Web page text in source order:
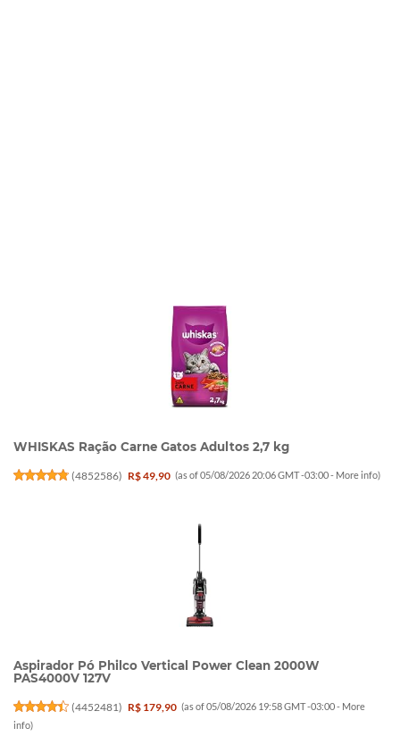
WHISKAS Ração Carne Gatos Adultos 2,7 kg
(4852586) R$ 49,90 (as of 05/08/2026 20:06 GMT -03:00 - More info)
Aspirador Pó Philco Vertical Power Clean 2000W
PAS4000V 127V
(4452481) R$ 179,90 (as of 05/08/2026 19:58 GMT -03:00 - More
info)